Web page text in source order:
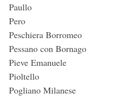
Paullo
Pero
Peschiera Borromeo
Pessano con Bornago
Pieve Emanuele
Pioltello
Pogliano Milanese